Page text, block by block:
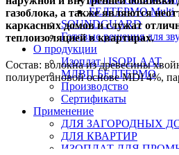
БЕЛТЕРМО Multi
SOUNDGUARD
Готовые решения для
О продукции
Изоплат | ISOPLAAT
МДВП БЕЛТЕРМО
Производство
Сертификаты
Применение
ДЛЯ ЗАГОРОДНЫХ
ДЛЯ КВАРТИР
ИЗОПЛАТ ДЛЯ
газоблока, а также являются
каркасных домов и служат
теплоизоляцией в квартирах.
Состав: волокна из древесины
полиуретановой основе MDI 4%,